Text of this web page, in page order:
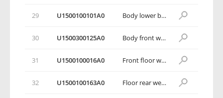
29 U1500100101A0 Body lower body weldment assembly
30 U1500300125A0 Body front wall weldment assembly
31 U1500100016A0 Front floor weldment assembly
32 U1500100163A0 Floor rear weldment assembly